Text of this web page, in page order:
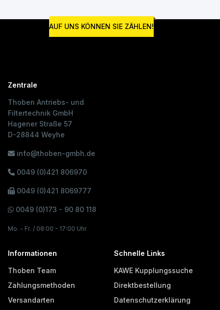
AUF UNS KÖNNEN SIE ZÄHLEN!
Zentrale
Thoben Antriebs- und
Filtertechnik GmbH
Hagener Straße 57
D-28844 Weyhe
info@thoben-gmbh.de
0049 (0)421 806970
0049 (0)421 8069777
0049 (0)173 - 90 80 118
Mo. - Fr. / 08:00 - 17:00 Uhr
Informationen
Thoben Team
Zahlungsmethoden
Versandarten
Schnelle Links
KAWE Kupplungssuche
Direktbestellung
Datenschutzerklärung